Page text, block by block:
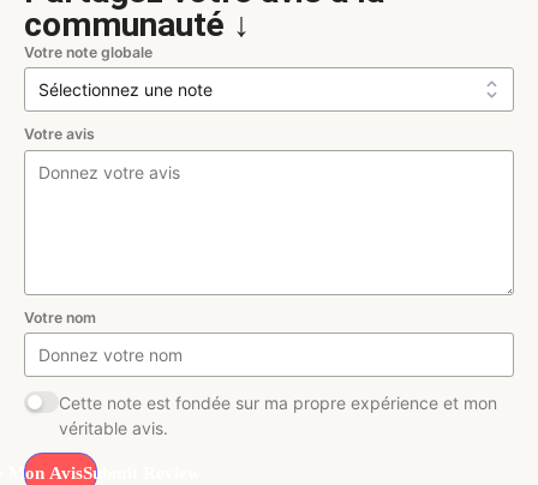
communauté ↓
Votre note globale
Votre avis
Votre nom
Cette note est fondée sur ma propre expérience et mon
véritable avis.
Submit Review